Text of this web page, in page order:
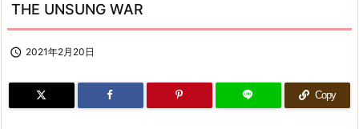
THE UNSUNG WAR
 2021年2月20日
Copy